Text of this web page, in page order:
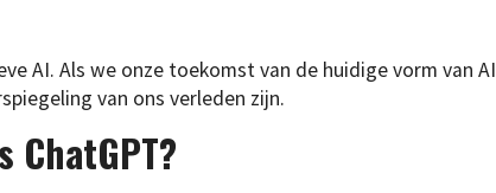
AI. Als we onze toekomst van de huidige vorm van AI
van ons verleden zijn.